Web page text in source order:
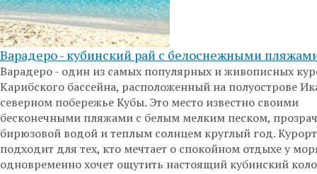
Варадеро - кубинский рай с белоснежными
Варадеро - один из самых популярных и живописных
Карибского бассейна, расположенный на полуострове
северном побережье Кубы. Это место известно своими
бесконечными пляжами с белым мелким песком,
бирюзовой водой и теплым солнцем круглый год.
подходит для тех, кто мечтает о спокойном отдыхе у
одновременно хочет ощутить настоящий кубинский